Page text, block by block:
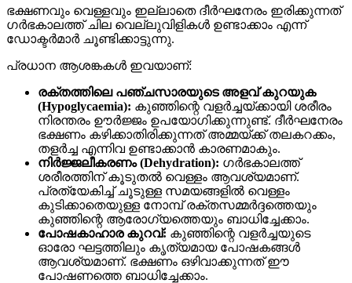
ഭക്ഷണവും വെള്ളവും ഇല്ലാതെ ദീർഘനേരം ഇരിക്കുന്നത്
ഗർഭകാലത്ത് ചില വെല്ലുവിളികൾ ഉണ്ടാക്കാം എന്ന്
ഡോക്ടർമാർ ചൂണ്ടിക്കാട്ടുന്നു.
പ്രധാന ആശങ്കകൾ ഇവയാണ്:
രക്തത്തിലെ പഞ്ചസാരയുടെ അളവ് കുറയുക
(Hypoglycaemia): കുഞ്ഞിന്റെ വളർച്ചയ്ക്കായി ശരീരം
നിരന്തരം ഊർജ്ജം ഉപയോഗിക്കുന്നുണ്ട്. ദീർഘനേരം
ഭക്ഷണം കഴിക്കാതിരിക്കുന്നത് അമ്മയ്ക്ക് തലകറക്കം,
തളർച്ച എന്നിവ ഉണ്ടാക്കാൻ കാരണമാകും.
നിർജ്ജലീകരണം (Dehydration): ഗർഭകാലത്ത്
ശരീരത്തിന് കൂടുതൽ വെള്ളം ആവശ്യമാണ്.
പ്രത്യേകിച്ച് ചൂടുള്ള സമയങ്ങളിൽ വെള്ളം
കുടിക്കാതെയുള്ള നോമ്പ് രക്തസമ്മർദ്ദത്തെയും
കുഞ്ഞിന്റെ ആരോഗ്യത്തെയും ബാധിച്ചേക്കാം.
പോഷകാഹാര കുറവ്: കുഞ്ഞിന്റെ വളർച്ചയുടെ
ഓരോ ഘട്ടത്തിലും കൃത്യമായ പോഷകങ്ങൾ
ആവശ്യമാണ്. ഭക്ഷണം ഒഴിവാക്കുന്നത് ഈ
പോഷണത്തെ ബാധിച്ചേക്കാം.